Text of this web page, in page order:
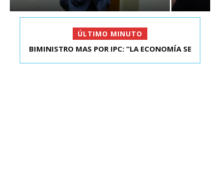
ÚLTIMO MINUTO
KAST SE REUNIÓ CON EL PRESIDENTE ELECTO DE
BIMINISTRO MAS POR IPC: “LA ECONOMÍA SE